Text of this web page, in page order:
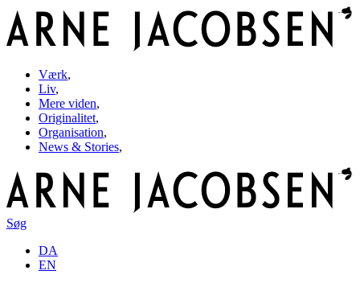
Værk,
Liv,
Mere viden,
Originalitet,
Organisation,
News & Stories,
Søg
DA
EN